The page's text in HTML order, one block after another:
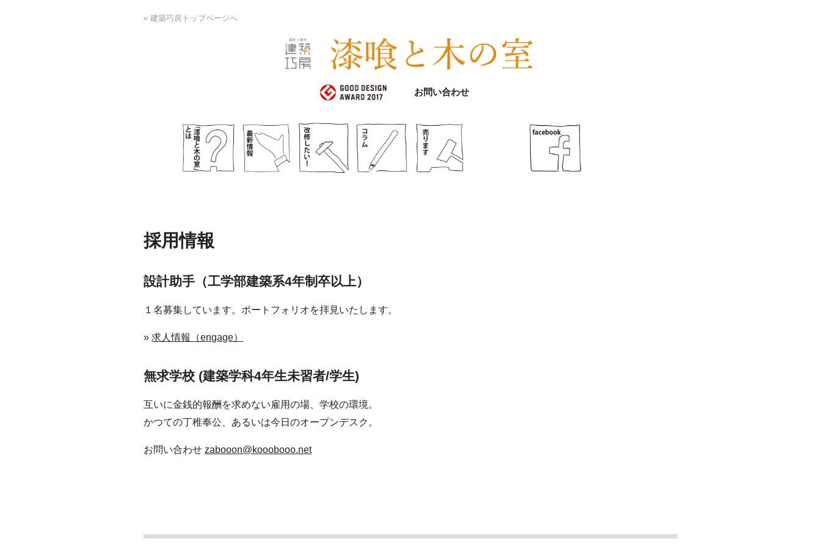
漆喰と木の室
お問い合わせ
« 建築巧房トップページへ
採用情報
設計助手（工学部建築系4年制卒以上）
１名募集しています。ポートフォリオを拝見いたします。
»求人情報（engage）
無求学校 (建築学科4年生未習者/学生)
互いに金銭的報酬を求めない雇用の場、学校の環境。
かつての丁稚奉公、あるいは今日のオープンデスク。
お問い合わせzabooon@kooobooo.net